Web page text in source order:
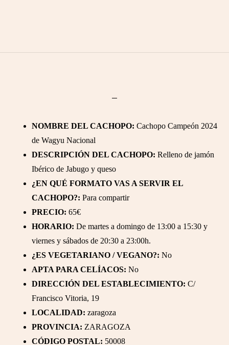
NOMBRE DEL CACHOPO: Cachopo Campeón 2024
de Wagyu Nacional
DESCRIPCIÓN DEL CACHOPO: Relleno de jamón
Ibérico de Jabugo y queso
¿EN QUÉ FORMATO VAS A SERVIR EL
CACHOPO?: Para compartir
PRECIO: 65€
HORARIO: De martes a domingo de 13:00 a 15:30 y
viernes y sábados de 20:30 a 23:00h.
¿ES VEGETARIANO / VEGANO?: No
APTA PARA CELÍACOS: No
DIRECCIÓN DEL ESTABLECIMIENTO: C/
Francisco Vitoria, 19
LOCALIDAD: zaragoza
PROVINCIA: ZARAGOZA
CÓDIGO POSTAL: 50008